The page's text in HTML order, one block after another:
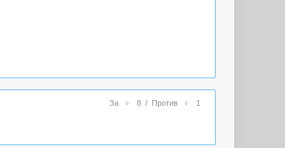
За 8/ Против 1